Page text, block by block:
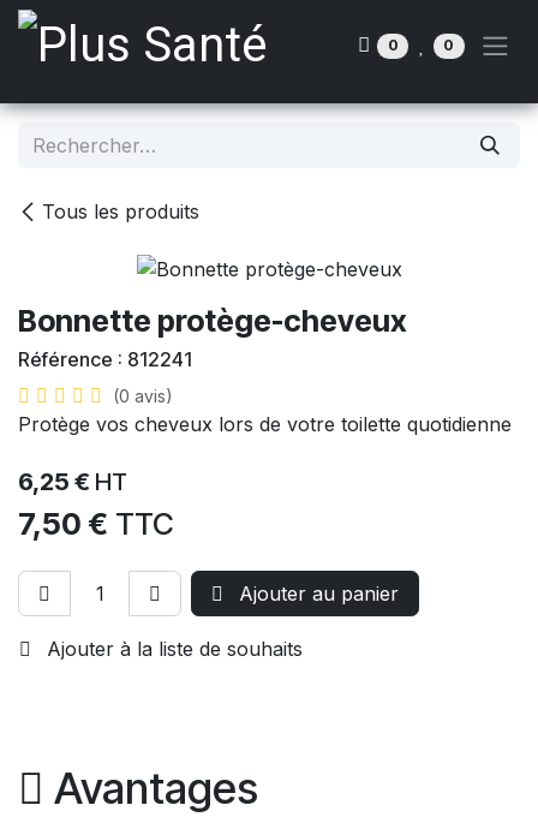
Se rendre au contenu
0 0
Tous les produits
Bonnette protège-cheveux
Référence : 812241
(0 avis)
Protège vos cheveux lors de votre toilette quotidienne
6,25 € HT
7,50 € TTC
Ajouter au panier
Ajouter à la liste de souhaits
Avantages